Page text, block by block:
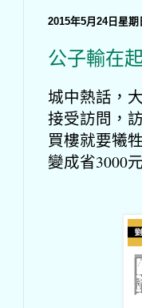
2015年5月24日星期
公子輸在
城中熱話，
接受訪問，
買樓就要犧
變成省3000